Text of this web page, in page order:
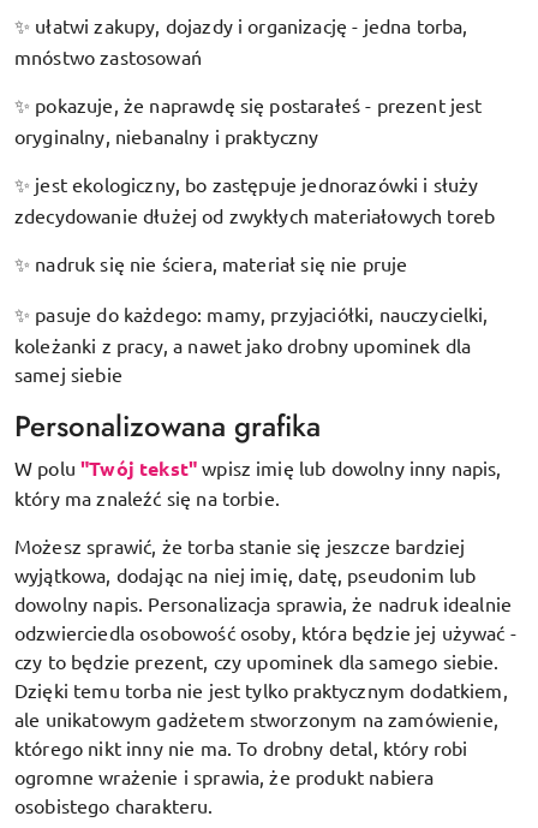
✨ ułatwi zakupy, dojazdy i organizację - jedna torba,
mnóstwo zastosowań
✨ pokazuje, że naprawdę się postarałeś - prezent jest
oryginalny, niebanalny i praktyczny
✨ jest ekologiczny, bo zastępuje jednorazówki i służy
zdecydowanie dłużej od zwykłych materiałowych toreb
✨ nadruk się nie ściera, materiał się nie pruje
✨ pasuje do każdego: mamy, przyjaciółki, nauczycielki,
koleżanki z pracy, a nawet jako drobny upominek dla
samej siebie
Personalizowana grafika
W polu"Twój tekst" wpisz imię lub dowolny inny napis,
który ma znaleźć się na torbie.
Możesz sprawić, że torba stanie się jeszcze bardziej
wyjątkowa, dodając na niej imię, datę, pseudonim lub
dowolny napis. Personalizacja sprawia, że nadruk idealnie
odzwierciedla osobowość osoby, która będzie jej używać -
czy to będzie prezent, czy upominek dla samego siebie.
Dzięki temu torba nie jest tylko praktycznym dodatkiem,
ale unikatowym gadżetem stworzonym na zamówienie,
którego nikt inny nie ma. To drobny detal, który robi
ogromne wrażenie i sprawia, że produkt nabiera
osobistego charakteru.